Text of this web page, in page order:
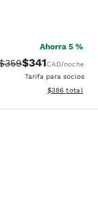
619 reseñas
Ahorra 5 %
tachado:
Precio con
$341CAD/noche
Tarifa para socios
Ver detalles
$386 total
998 reseñas